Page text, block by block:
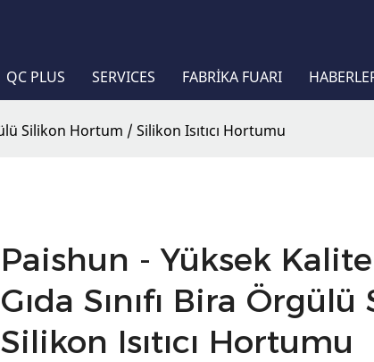
QC PLUS SERVICES FABRIKA FUARI
Silikon Hortum / Silikon Isıtıcı Hortumu
Paishun - Yüksek
Gıda Sınıfı Bira
Silikon Isıtıcı Hortumu